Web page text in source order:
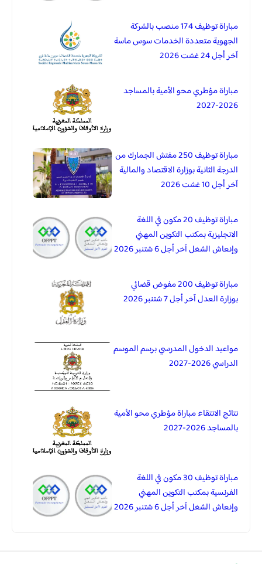
مباراة توظيف 174 منصب بالشركة
الجهوية متعددة الخدمات سوس ماسة
آخر أجل 24 غشت 2026
مباراة مؤطري محو الأمية بالمساجد
2026-2027
مباراة توظيف 250 مفتش الجمارك من
الدرجة الثانية بوزارة الاقتصاد والمالية
آخر أجل 10 غشت 2026
مباراة توظيف 20 مكون في اللغة
الانجليزية بمكتب التكوين المهني
وإنعاش الشغل آخر أجل 6 شتنبر 2026
مباراة توظيف 200 مفوض قضائي
بوزارة العدل آخر أجل 7 شتنبر 2026
مواعيد الدخول المدرسي برسم الموسم
الدراسي 2026-2027
نتائج الانتقاء مباراة مؤطري محو الأمية
بالمساجد 2026-2027
مباراة توظيف 30 مكون في اللغة
الفرنسية بمكتب التكوين المهني
وإنعاش الشغل آخر أجل 6 شتنبر 2026